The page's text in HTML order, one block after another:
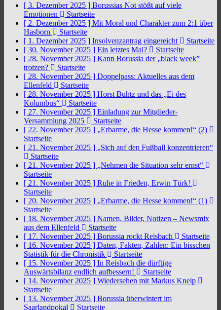
[ 3. Dezember 2025 ] Borussias Not stößt auf viele
Emotionen
Startseite
[ 2. Dezember 2025 ] Mit Moral und Charakter zum 2:1 über
Hasborn
Startseite
[ 1. Dezember 2025 ] Insolvenzantrag eingereicht
Startseite
[ 30. November 2025 ] Ein letztes Mal?
Startseite
[ 28. November 2025 ] Kann Borussia der „black week”
trotzen?
Startseite
[ 28. November 2025 ] Doppelpass: Aktuelles aus dem
Ellenfeld
Startseite
[ 28. November 2025 ] Horst Buhtz und das „Ei des
Kolumbus“
Startseite
[ 27. November 2025 ] Einladung zur Mitglieder-
Versammlung 2025
Startseite
[ 22. November 2025 ] „Erbarme, die Hesse kommen!“ (2)
Startseite
[ 21. November 2025 ] „Sich auf den Fußball konzentrieren“
Startseite
[ 21. November 2025 ] „Nehmen die Situation sehr ernst“
Startseite
[ 21. November 2025 ] Ruhe in Frieden, Erwin Türk!
Startseite
[ 20. November 2025 ] „Erbarme, die Hesse kommen!“ (1)
Startseite
[ 18. November 2025 ] Namen, Bilder, Notizen – Newsmix
aus dem Ellenfeld
Startseite
[ 17. November 2025 ] Borussia rockt Reisbach
Startseite
[ 16. November 2025 ] Daten, Fakten, Zahlen: Ein bisschen
Statistik für die Chronistik
Startseite
[ 15. November 2025 ] In Reisbach die dürftige
Auswärtsbilanz endlich aufbessern!
Startseite
[ 14. November 2025 ] Wiedersehen mit Markus Kneip
Startseite
[ 13. November 2025 ] Borussia überwintert im
Saarlandpokal
Startseite